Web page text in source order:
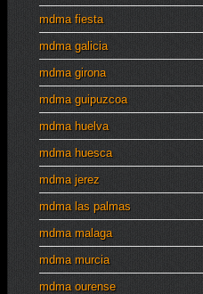
mdma fiesta
mdma galicia
mdma girona
mdma guipuzcoa
mdma huelva
mdma huesca
mdma jerez
mdma las palmas
mdma malaga
mdma murcia
mdma ourense